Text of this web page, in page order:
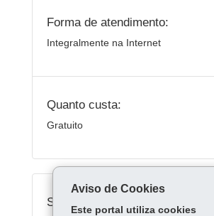
Forma de atendimento:
Integralmente na Internet
Quanto custa:
Gratuito
Serviços Relacionados:
Aviso de Cookies
Este portal utiliza cookies